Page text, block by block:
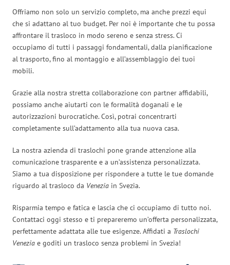
Offriamo non solo un servizio completo, ma anche prezzi equi
che si adattano al tuo budget. Per noi è importante che tu possa
affrontare il trasloco in modo sereno e senza stress. Ci
occupiamo di tutti i passaggi fondamentali, dalla pianificazione
al trasporto, fino al montaggio e all’assemblaggio dei tuoi
mobili.
Grazie alla nostra stretta collaborazione con partner affidabili,
possiamo anche aiutarti con le formalità doganali e le
autorizzazioni burocratiche. Così, potrai concentrarti
completamente sull’adattamento alla tua nuova casa.
La nostra azienda di traslochi pone grande attenzione alla
comunicazione trasparente e a un’assistenza personalizzata.
Siamo a tua disposizione per rispondere a tutte le tue domande
riguardo al trasloco da Venezia in Svezia.
Risparmia tempo e fatica e lascia che ci occupiamo di tutto noi.
Contattaci oggi stesso e ti prepareremo un’offerta personalizzata,
perfettamente adattata alle tue esigenze. Affidati a Traslochi
Venezia e goditi un trasloco senza problemi in Svezia!